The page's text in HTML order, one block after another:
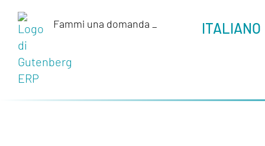
Fammi una domanda _ ITALIANO